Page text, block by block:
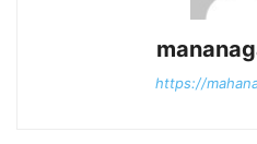
https://